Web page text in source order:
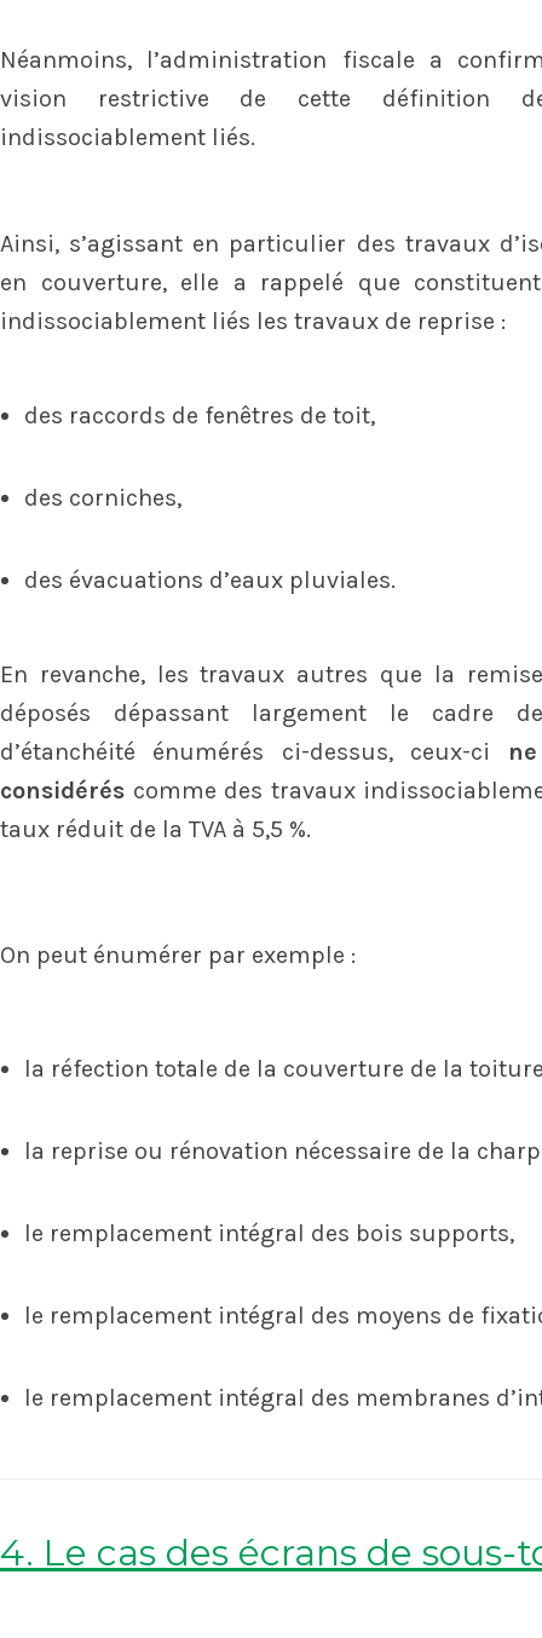
Néanmoins, l’administration fiscale a
vision restrictive de cette définition
indissociablement liés.
Ainsi, s’agissant en particulier des travaux
en couverture, elle a rappelé que
indissociablement liés les travaux de reprise :
des raccords de fenêtres de toit,
des corniches,
des évacuations d’eaux pluviales.
En revanche, les travaux autres que la
déposés dépassant largement le cadre
d’étanchéité énumérés ci-dessus, ceux-ci
considérés comme des travaux
taux réduit de la TVA à 5,5 %.
On peut énumérer par exemple :
la réfection totale de la couverture de la
la reprise ou rénovation nécessaire de la
le remplacement intégral des bois supports,
le remplacement intégral des moyens de
le remplacement intégral des membranes
4. Le cas des écrans de sous-